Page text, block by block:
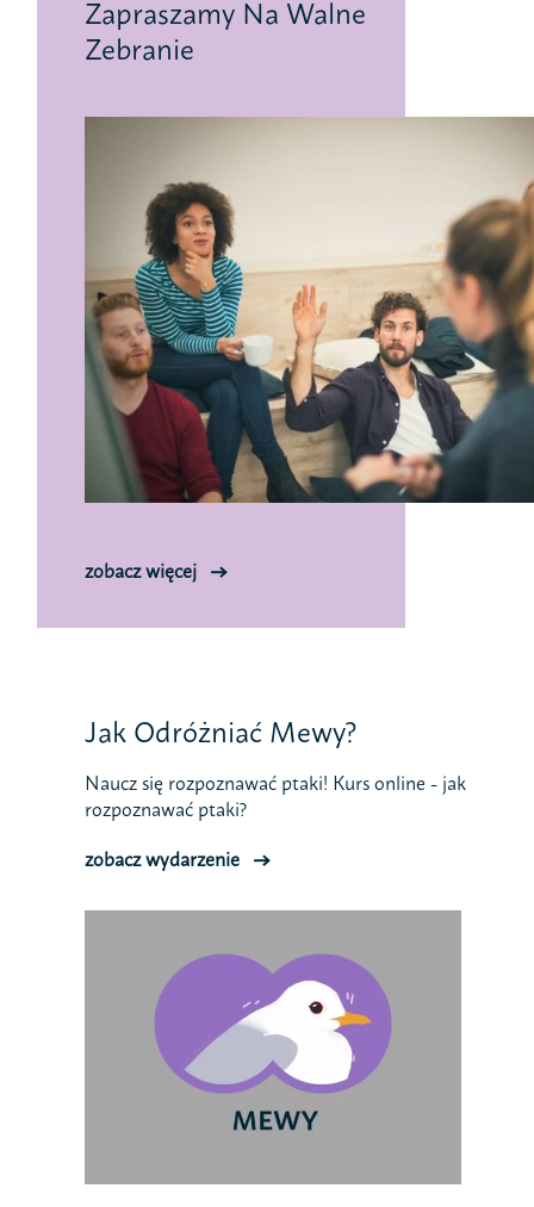
Zapraszamy Na Walne
Zebranie
zobacz więcej
Jak Odróżniać Mewy?
Naucz się rozpoznawać ptaki! Kurs online - jak
rozpoznawać ptaki?
zobacz wydarzenie